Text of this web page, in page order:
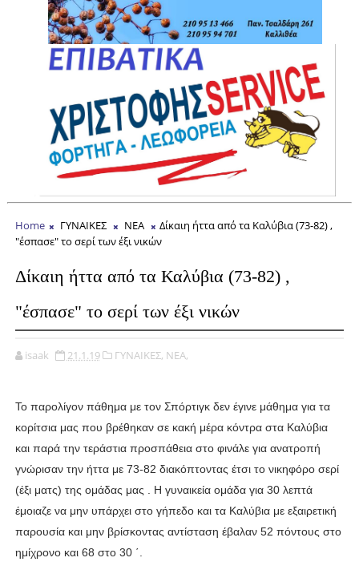
Home ΓΥΝΑΙΚΕΣ ΝΕΑ
Δίκαιη ήττα από τα Καλύβια (73-82) ,
"έσπασε" το σερί των έξι νικών
Δίκαιη ήττα από τα Καλύβια (73-82) ,
"έσπασε" το σερί των έξι νικών
isaak 21.1.19 ΓΥΝΑΙΚΕΣ, ΝΕΑ,
Το παρολίγον πάθημα με τον Σπόρτιγκ δεν έγινε μάθημα για τα
κορίτσια μας που βρέθηκαν σε κακή μέρα κόντρα στα Καλύβια
και παρά την τεράστια προσπάθεια στο φινάλε για ανατροπή
γνώρισαν την ήττα με 73-82 διακόπτοντας έτσι το νικηφόρο σερί
(έξι ματς) της ομάδας μας . Η γυναικεία ομάδα για 30 λεπτά
έμοιαζε να μην υπάρχει στο γήπεδο και τα Καλύβια με εξαιρετική
παρουσία και μην βρίσκοντας αντίσταση έβαλαν 52 πόντους στο
ημίχρονο και 68 στο 30 ΄.